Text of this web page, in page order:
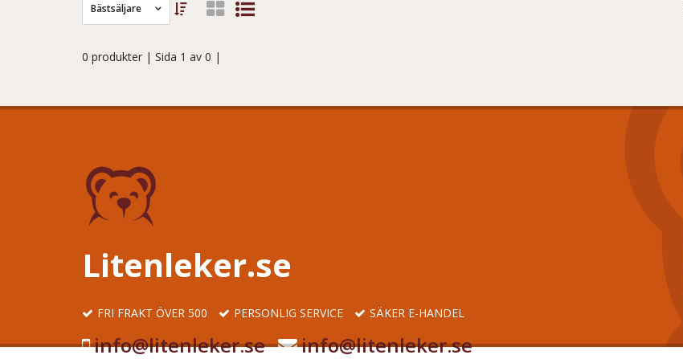
Bästsäljare
0 produkter | Sida 1 av 0 |
Litenleker.se
FRI FRAKT ÖVER 500 PERSONLIG SERVICE SÄKER E-HANDEL
info@litenleker.se info@litenleker.se